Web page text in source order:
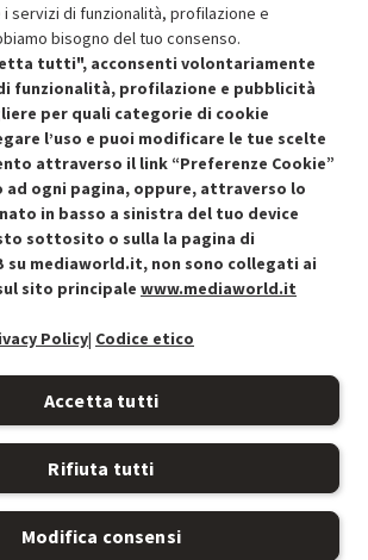
SCONTO RICONDIZIONATI
sconto del 30% sul prodotto ricondizionato.
di vendita Recedere dal contratto qui
servizi di funzionalità, profilazione e
bisogno del tuo consenso.
tutti", acconsenti volontariamente
funzionalità, profilazione e pubblicità
per quali categorie di cookie
l’uso e puoi modificare le tue scelte
attraverso il link “Preferenze Cookie”
ad ogni pagina, oppure, attraverso lo
in basso a sinistra del tuo device
sottosito o sulla la pagina di
su mediaworld.it, non sono collegati ai
sito principale www.mediaworld.it
Policy| Codice etico
Accetta tutti
Rifiuta tutti
Modifica consensi